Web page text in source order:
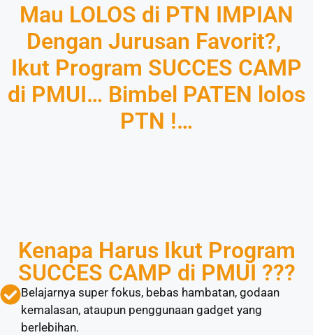
Mau LOLOS di PTN IMPIAN
Dengan Jurusan Favorit?,
Ikut Program SUCCES CAMP
di PMUI… Bimbel PATEN lolos
PTN !…
Kenapa Harus Ikut Program
SUCCES CAMP di PMUI ???
Belajarnya super fokus, bebas hambatan, godaan
kemalasan, ataupun penggunaan gadget yang
berlebihan.